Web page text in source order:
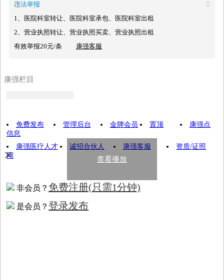
查看播放
违法举报

1、医院科室转让、医院科室承包、医院科室出租
2、营业执照转让、营业执照买卖、营业执照出租
有效举报20元/条
康强客服
康强栏目
免费发布
信息
管理后台 金牌会员 置顶 康强点
康强医疗人才
网
诚招合伙人 康强客服 资质/证照
×
非会员？ 免费注册(只需1分钟)
是会员？ 登录发布